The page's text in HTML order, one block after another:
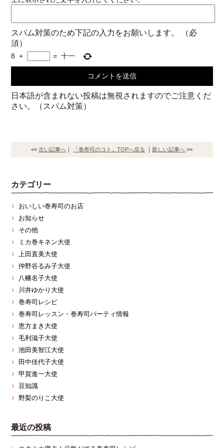
スパム対策のため下記の入力をお願いします。
（必
須）
8 + = 十一
日本語が含まれない投稿は無視されますのでご注意くだ
さい。（スパム対策）
<<古い記事へ ｜ 「巻寿司のコト」TOPへ戻る ｜ 新しい記事へ >>
カテゴリー
おいしい巻寿司のお店
お知らせ
その他
ミカ巻キネン大使
上田直美大使
仲野谷るみ子大使
八幡名子大使
川井ゆかり大使
巻寿司レシピ
巻寿司レッスン・巻寿司パーティ情報
恵方まき大使
毛利滋子大使
池田美智江大使
田中佳代子大使
甲賀進一大使
豆知識
野梨のりこ大使
最近の投稿